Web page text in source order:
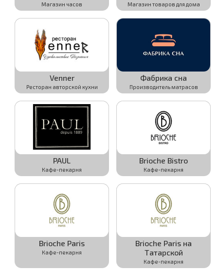
Активировать
Магазин часов Активировать
Магазин товаров для дома
Активировать
Подробнее
Venner
Ресторан авторской кухни Активировать
Подробнее
Фабрика сна
Производитель матрасов
Активировать
Подробнее
PAUL
Кафе-пекарня Активировать
Подробнее
Brioche Bistro
Кафе-пекарня
Активировать
Brioche Paris
Кафе-пекарня Активировать
Brioche Paris на
Татарской
Кафе-пекарня